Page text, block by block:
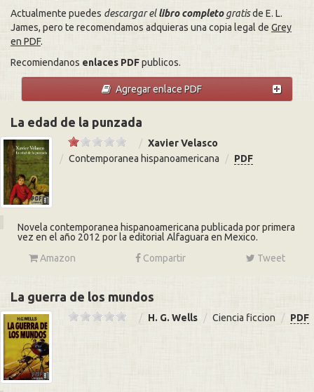
Actualmente puedes descargar ellibro completogratisde E. L.
James, pero te recomendamos adquieras una copia legal de Grey
en PDF.
Recomiendanos enlaces PDFpublicos.
Agregar enlace PDF
La edad de la punzada
Xavier Velasco
Contemporanea hispanoamericana
PDF
Novela contemporanea hispanoamericana publicada por primera
vez en el año 2012 por la editorial Alfaguara en Mexico.
Amazon
Compartir Tweet
La guerra de los mundos
H. G. Wells Ciencia ficcion PDF